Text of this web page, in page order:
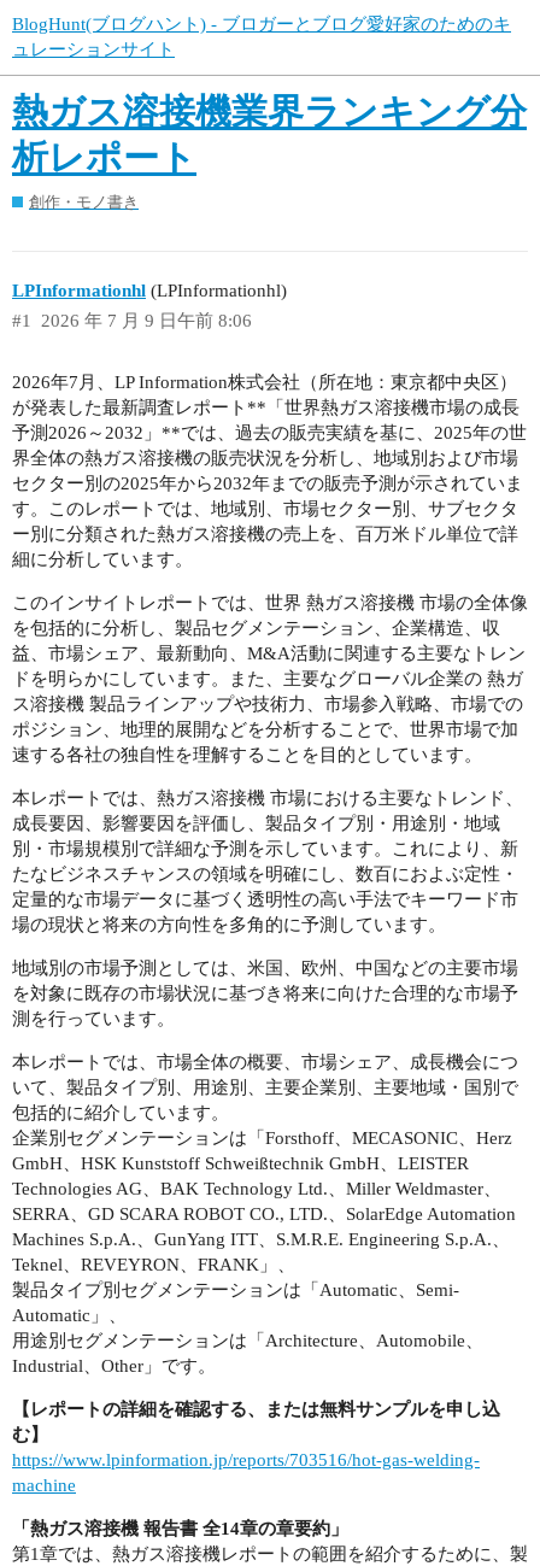
BlogHunt(ブログハント) - ブロガーとブログ愛好家のためのキ
ュレーションサイト
熱ガス溶接機業界ランキング分
析レポート
創作・モノ書き
LPInformationhl (LPInformationhl)
2026 年 7 月 9 日午前 8:06
#1
2026年7月、LP Information株式会社（所在地：東京都中央区）
が発表した最新調査レポート**「世界熱ガス溶接機市場の成長
予測2026～2032」**では、過去の販売実績を基に、2025年の世
界全体の熱ガス溶接機の販売状況を分析し、地域別および市場
セクター別の2025年から2032年までの販売予測が示されていま
す。このレポートでは、地域別、市場セクター別、サブセクタ
ー別に分類された熱ガス溶接機の売上を、百万米ドル単位で詳
細に分析しています。
このインサイトレポートでは、世界 熱ガス溶接機 市場の全体像
を包括的に分析し、製品セグメンテーション、企業構造、収
益、市場シェア、最新動向、M&A活動に関連する主要なトレン
ドを明らかにしています。また、主要なグローバル企業の 熱ガ
ス溶接機 製品ラインアップや技術力、市場参入戦略、市場での
ポジション、地理的展開などを分析することで、世界市場で加
速する各社の独自性を理解することを目的としています。
本レポートでは、熱ガス溶接機 市場における主要なトレンド、
成長要因、影響要因を評価し、製品タイプ別・用途別・地域
別・市場規模別で詳細な予測を示しています。これにより、新
たなビジネスチャンスの領域を明確にし、数百におよぶ定性・
定量的な市場データに基づく透明性の高い手法でキーワード市
場の現状と将来の方向性を多角的に予測しています。
地域別の市場予測としては、米国、欧州、中国などの主要市場
を対象に既存の市場状況に基づき将来に向けた合理的な市場予
測を行っています。
本レポートでは、市場全体の概要、市場シェア、成長機会につ
いて、製品タイプ別、用途別、主要企業別、主要地域・国別で
包括的に紹介しています。
企業別セグメンテーションは「Forsthoff、MECASONIC、Herz
GmbH、HSK Kunststoff Schweißtechnik GmbH、LEISTER
Technologies AG、BAK Technology Ltd.、Miller Weldmaster、
SERRA、GD SCARA ROBOT CO., LTD.、SolarEdge Automation
Machines S.p.A.、GunYang ITT、S.M.R.E. Engineering S.p.A.、
Teknel、REVEYRON、FRANK」、
製品タイプ別セグメンテーションは「Automatic、Semi-
Automatic」、
用途別セグメンテーションは「Architecture、Automobile、
Industrial、Other」です。
【レポートの詳細を確認する、または無料サンプルを申し込
む】
https://www.lpinformation.jp/reports/703516/hot-gas-welding-
machine
「 熱ガス溶接機 報告書 全14章の章要約 」
第1章では、熱ガス溶接機レポートの範囲を紹介するために、製